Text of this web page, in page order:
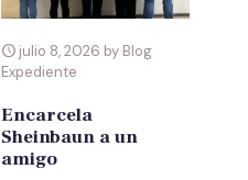
julio 8, 2026 by Blog
Expediente
Encarcela
Sheinbaun a un
amigo